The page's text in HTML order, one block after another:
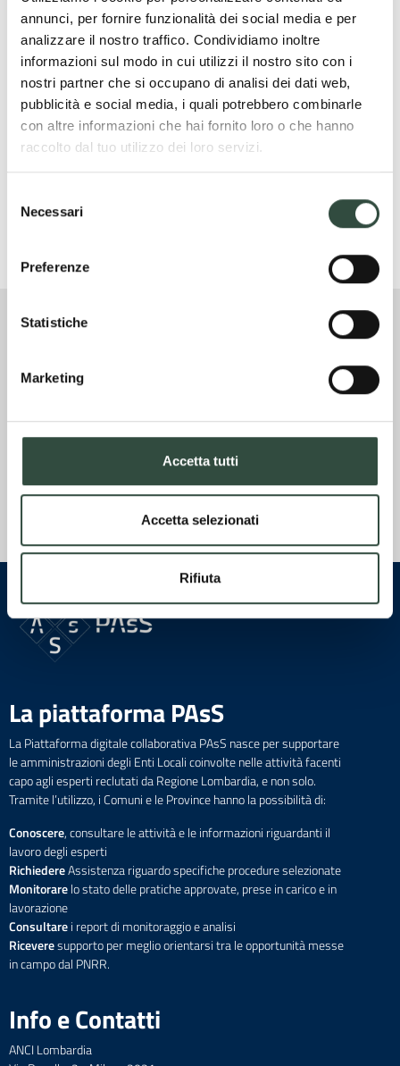
annunci, per fornire funzionalità dei social media e per
analizzare il nostro traffico. Condividiamo inoltre
informazioni sul modo in cui utilizzi il nostro sito con i
nostri partner che si occupano di analisi dei dati web,
pubblicità e social media, i quali potrebbero combinarle
con altre informazioni che hai fornito loro o che hanno
raccolto dal tuo utilizzo dei loro servizi.
delNecessari
Preferenze
Statistiche
Marketing
Accetta tutti
Accetta selezionati
Rifiuta
3. nella misurazione dei tempi effettivi di conclusione delle
procedure.
PER VISIONARE LE PROCEDURE OGGETTO DI
INTERVENTO CLICCA SUL PULSANTE
La piattaforma PAsS
La Piattaforma digitale collaborativa PAsS nasce per supportare
le amministrazioni degli Enti Locali coinvolte nelle attività facenti
capo agli esperti reclutati da Regione Lombardia, e non solo.
Tramite l’utilizzo, i Comuni e le Province hanno la possibilità di:
Conoscere, consultare le attività e le informazioni riguardanti il
lavoro degli esperti
RichiedereAssistenza riguardo specifiche procedure selezionate
Monitorarelo stato delle pratiche approvate, prese in carico e in
lavorazione
Consultarei report di monitoraggio e analisi
Riceveresupporto per meglio orientarsi tra le opportunità messe
in campo dal PNRR.
Info e Contatti
ANCI Lombardia